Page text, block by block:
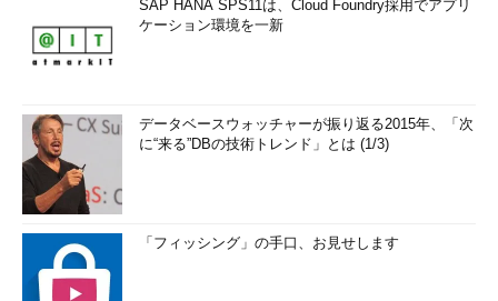
SAP HANA SPS11は、Cloud Foundry採用でアプリ
ケーション環境を一新
データベースウォッチャーが振り返る2015年、「次
に“来る”DBの技術トレンド」とは (1/3)
「フィッシング」の手口、お見せします